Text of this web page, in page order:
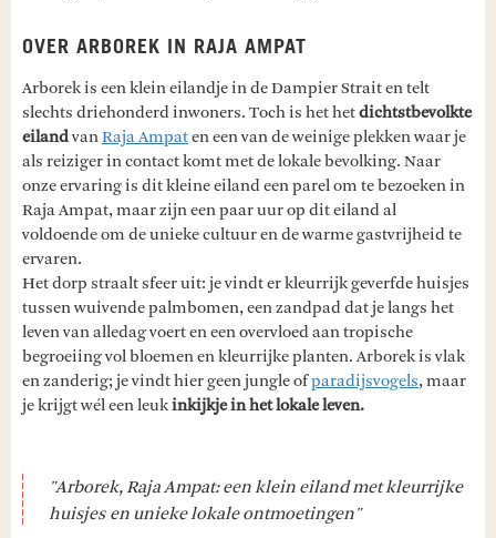
OVER ARBOREK IN RAJA AMPAT
Arborek is een klein eilandje in de Dampier Strait en telt
slechts driehonderd inwoners. Toch is het hetdichtstbevolkte
eilandvanRaja Ampaten een van de weinige plekken waar je
als reiziger in contact komt met de lokale bevolking. Naar
onze ervaring is dit kleine eiland een parel om te bezoeken in
Raja Ampat, maar zijn een paar uur op dit eiland al
voldoende om de unieke cultuur en de warme gastvrijheid te
ervaren.
Het dorp straalt sfeer uit: je vindt er kleurrijk geverfde huisjes
tussen wuivende palmbomen, een zandpad dat je langs het
leven van alledag voert en een overvloed aan tropische
begroeiing vol bloemen en kleurrijke planten. Arborek is vlak
en zanderig; je vindt hier geen jungle ofparadijsvogels, maar
je krijgt wél een leukinkijkje in het lokale leven.
"Arborek, Raja Ampat: een klein eiland met kleurrijke
huisjes en unieke lokale ontmoetingen"